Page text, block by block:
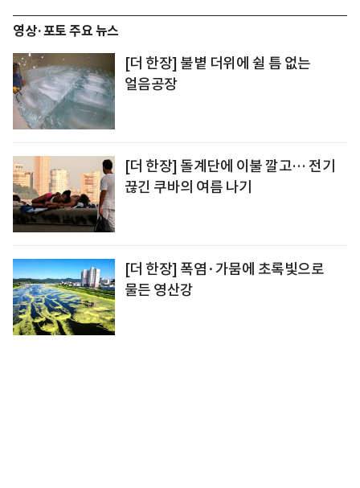
영상·포토 주요 뉴스
[더 한장] 불볕 더위에 쉴 틈 없는
얼음공장
[더 한장] 돌계단에 이불 깔고… 전기
끊긴 쿠바의 여름 나기
[더 한장] 폭염·가뭄에 초록빛으로
물든 영산강